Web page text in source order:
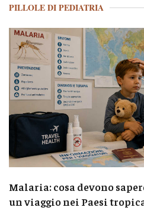
PILLOLE DI PEDIATRIA
Malaria: cosa devono
un viaggio nei Paesi